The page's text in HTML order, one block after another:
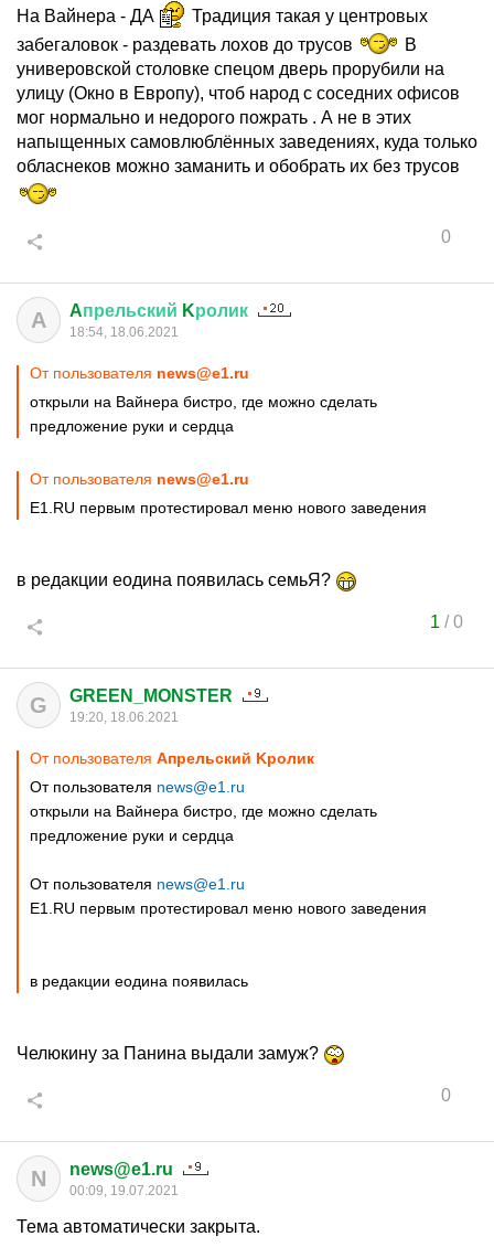
На Вайнера - ДА
Традиция такая у центровых
забегаловок - раздевать лохов до трусов
В
универовской столовке спецом дверь прорубили на
улицу (Окно в Европу), чтоб народ с соседних офисов
мог нормально и недорого пожрать . А не в этих
напыщенных самовлюблённых заведениях, куда только
обласнеков можно заманить и обобрать их без трусов
0
A Aпрельский Kролик
18:54, 18.06.2021
От пользователя news@e1.ru
открыли на Вайнера бистро, где можно сделать
предложение руки и сердца
От пользователя news@e1.ru
E1.RU первым протестировал меню нового заведения
в редакции еодина появилась семьЯ?
1 /0
G GREEN_MONSTER
19:20, 18.06.2021
От пользователя Aпрельский Kролик
От пользователя news@e1.ru
открыли на Вайнера бистро, где можно сделать
предложение руки и сердца
От пользователя news@e1.ru
E1.RU первым протестировал меню нового заведения
в редакции еодина появилась
Челюкину за Панина выдали замуж?
0
N news@e1.ru
00:09, 19.07.2021
Тема автоматически закрыта.